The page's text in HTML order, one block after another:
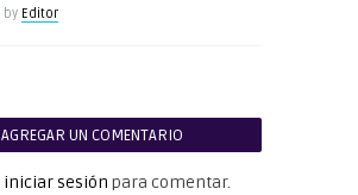
by Editor
AGREGAR UN COMENTARIO
iniciar sesión para comentar.